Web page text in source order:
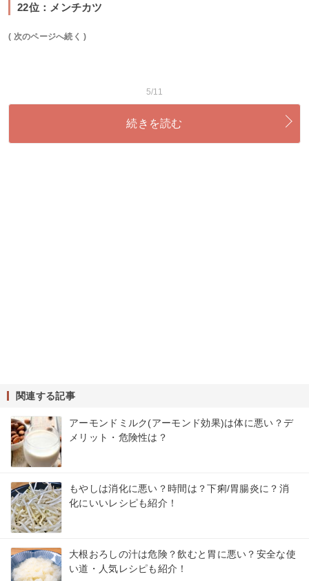
22位：メンチカツ
( 次のページへ続く )
5/11
続きを読む
関連する記事
アーモンドミルク(アーモンド効果)は体に悪い？デ
メリット・危険性は？
もやしは消化に悪い？時間は？下痢/胃腸炎に？消
化にいいレシピも紹介！
大根おろしの汁は危険？飲むと胃に悪い？安全な使
い道・人気レシピも紹介！